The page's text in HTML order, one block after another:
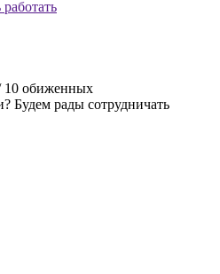
10 обиженных
Будем рады сотрудничать